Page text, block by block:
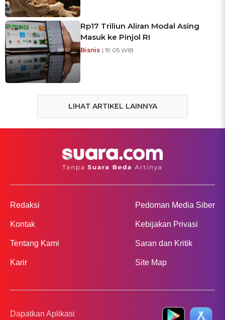
Rp17 Triliun Aliran Modal Asing
Masuk ke Pinjol RI
Bisnis | 19:05 WIB
LIHAT ARTIKEL LAINNYA
Redaksi
Kontak
Tentang Kami
Karir
Pedoman Media Siber
Kebijakan Privasi
Saran dan Kritik
Site Map
Dapatkan Aplikasi